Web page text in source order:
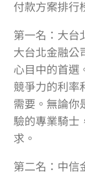
付款方案排行
第一名：大台
大台北金融公
心目中的首選
競爭力的利率
需要。無論你
驗的專業騎士
求。
第二名：中信